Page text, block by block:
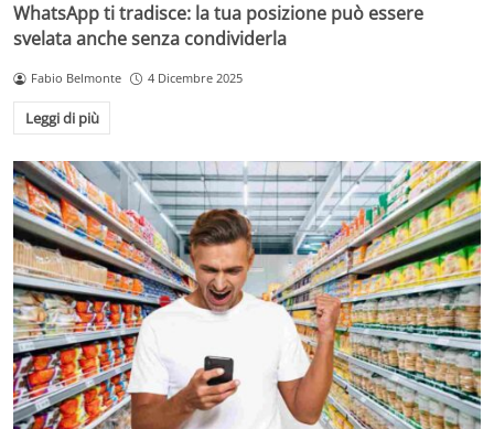
WhatsApp ti tradisce: la tua posizione può essere
svelata anche senza condividerla
Fabio Belmonte 4 Dicembre 2025
Leggi di più